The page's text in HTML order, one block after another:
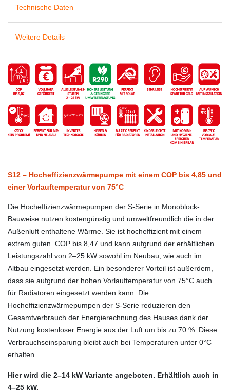
Technische Daten
Weitere Details
S12 – Hocheffizienzwärmepumpe mit einem COP bis 4,85 und
einer Vorlauftemperatur von 75°C
Die Hocheffizienzwärmepumpen der S-Serie in Monoblock-
Bauweise nutzen kostengünstig und umweltfreundlich die in der
Außenluft enthaltene Wärme. Sie ist hocheffizient mit einem
extrem guten COP bis 8,47 und kann aufgrund der erhältlichen
Leistungszahl von 2–25 kW sowohl im Neubau, wie auch im
Altbau eingesetzt werden. Ein besonderer Vorteil ist außerdem,
dass sie aufgrund der hohen Vorlauftemperatur von 75°C auch
für Radiatoren eingesetzt werden kann. Die
Hocheffizienzwärmepumpen der S-Serie reduzieren den
Gesamtverbrauch der Energierechnung des Hauses dank der
Nutzung kostenloser Energie aus der Luft um bis zu 70 %. Diese
Verbrauchseinsparung bleibt auch bei Temperaturen unter 0°C
erhalten.
Hier wird die 2–14 kW Variante angeboten. Erhältlich auch in
4–25 kW.